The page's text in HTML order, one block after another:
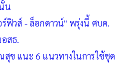
น
ฟิวส์ - ล็อกดาวน์" พรุ่งนี้ ศบค.
สธ.
สุข แนะ 6 แนวทางในการใช้ชุด